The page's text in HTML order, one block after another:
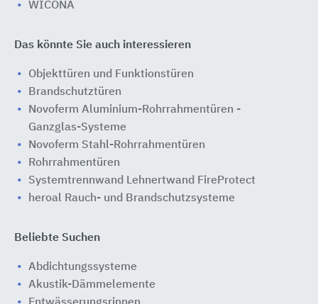
WICONA
Das könnte Sie auch interessieren
Objekttüren und Funktionstüren
Brandschutztüren
Novoferm Aluminium-Rohrrahmentüren -
Ganzglas-Systeme
Novoferm Stahl-Rohrrahmentüren
Rohrrahmentüren
Systemtrennwand Lehnertwand FireProtect
heroal Rauch- und Brandschutzsysteme
Beliebte Suchen
Abdichtungssysteme
Akustik-Dämmelemente